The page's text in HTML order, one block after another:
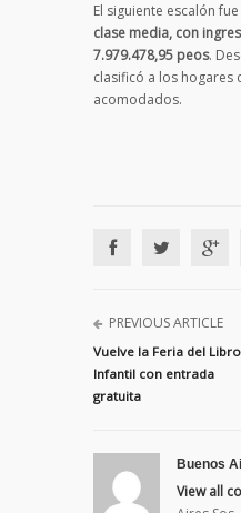
El siguiente escalón
clase media, con
7.979.478,95 peos.
clasificó a los hogares
acomodados.
PREVIOUS ARTICLE
Vuelve la Feria del Libro
Infantil con entrada
gratuita
Buenos
View all